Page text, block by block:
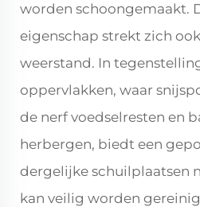
worden schoongemaakt.
eigenschap strekt zich
weerstand. In
oppervlakken, waar
de nerf voedselresten en
herbergen, biedt een
dergelijke schuilplaatsen
kan veilig worden